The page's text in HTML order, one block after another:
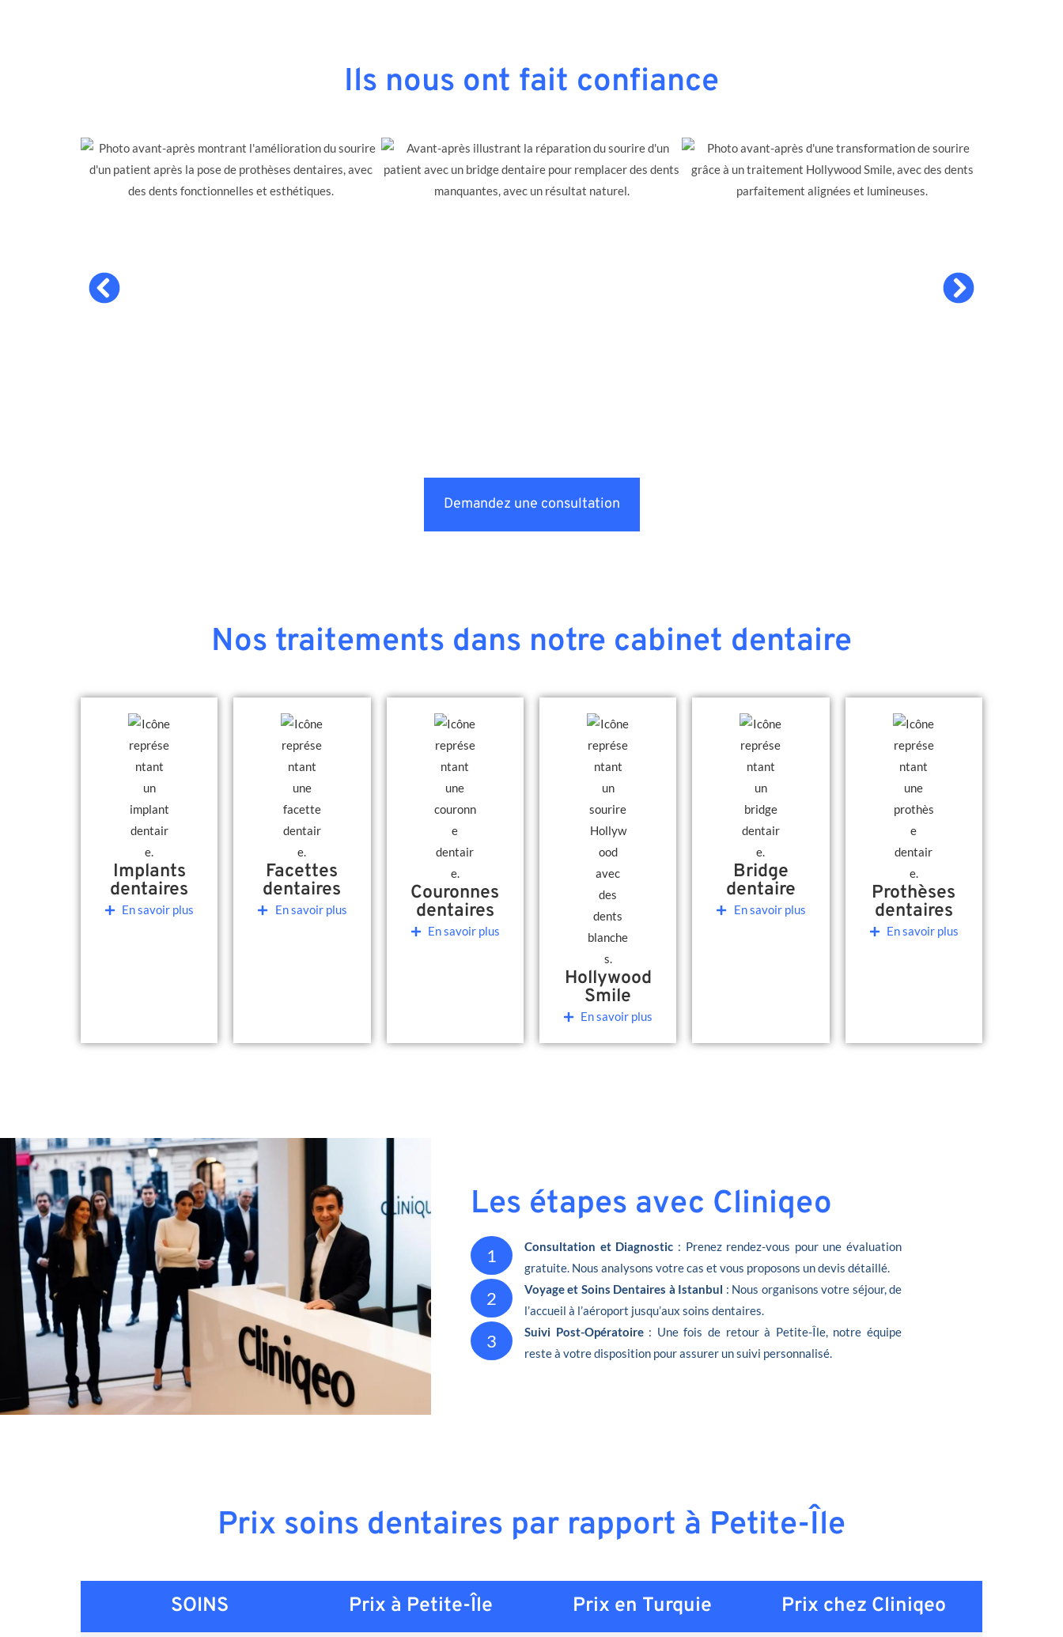
Ils nous ont fait confiance
Demandez une consultation
Nos traitements dans notre cabinet dentaire
Implants
dentaires
En savoir plus
Facettes
dentaires
En savoir plus
Couronnes
dentaires
En savoir plus
Hollywood
Smile
En savoir plus
Bridge
dentaire
En savoir plus
Prothèses
dentaires
En savoir plus
Les étapes avec Cliniqeo
1 Consultation et Diagnostic : Prenez rendez-vous pour une évaluation
gratuite. Nous analysons votre cas et vous proposons un devis détaillé.
2 Voyage et Soins Dentaires à Istanbul : Nous organisons votre séjour, de
l’accueil à l’aéroport jusqu’aux soins dentaires.
3 Suivi Post-Opératoire : Une fois de retour à Petite-Île, notre équipe
reste à votre disposition pour assurer un suivi personnalisé.
Prix soins dentaires par rapport à Petite-Île
SOINS Prix à Petite-Île Prix en Turquie Prix chez Cliniqeo